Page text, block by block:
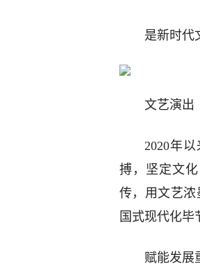
是新时代
文艺演出
2020年
搏，坚定文
传，用文艺
国式现代化毕
赋能发展